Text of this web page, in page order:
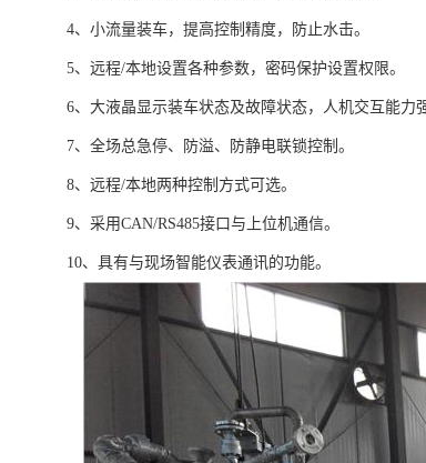
4、小流量装车，提高控制精度，防止水击。
5、远程/本地设置各种参数，密码保护设置权限。
6、大液晶显示装车状态及故障状态，人机交互能力
7、全场总急停、防溢、防静电联锁控制。
8、远程/本地两种控制方式可选。
9、采用CAN/RS485接口与上位机通信。
10、具有与现场智能仪表通讯的功能。